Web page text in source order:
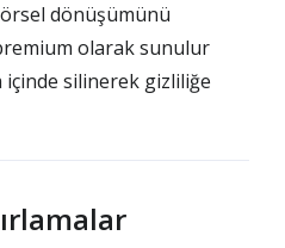
dönüşümünü
olarak sunulur
içinde silinerek gizliliğe